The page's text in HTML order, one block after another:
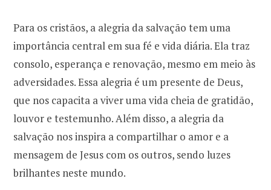
Para os cristãos, a alegria da salvação tem uma
importância central em sua fé e vida diária. Ela traz
consolo, esperança e renovação, mesmo em meio às
adversidades. Essa alegria é um presente de Deus,
que nos capacita a viver uma vida cheia de gratidão,
louvor e testemunho. Além disso, a alegria da
salvação nos inspira a compartilhar o amor e a
mensagem de Jesus com os outros, sendo luzes
brilhantes neste mundo.